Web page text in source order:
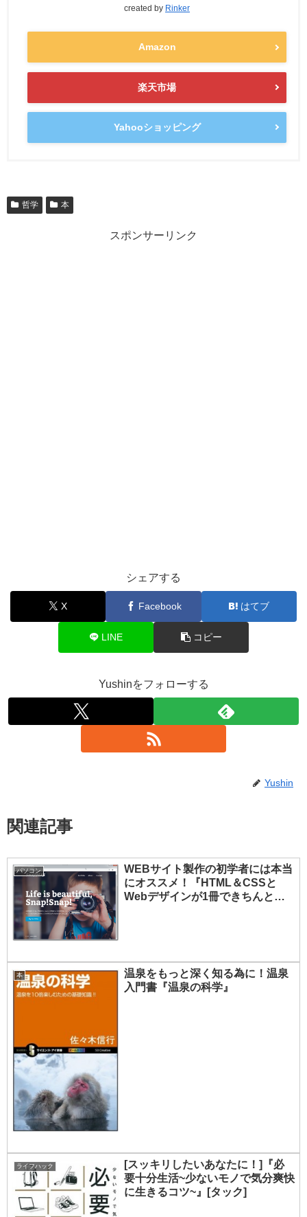
created by Rinker
Amazon
楽天市場
Yahooショッピング
哲学 本
スポンサーリンク
シェアする
X Facebook はてブ
LINE コピー
Yushinをフォローする
Yushin
関連記事
パソコン
WEBサイト製作の初学者には本当
にオススメ！『HTML＆CSSと
Webデザインが1冊できちんと見
本
温泉をもっと深く知る為に！温泉
入門書『温泉の科学』
ライフハック
[スッキリしたいあなたに！]『必
要十分生活~少ないモノで気分爽快
に生きるコツ~』[タック]